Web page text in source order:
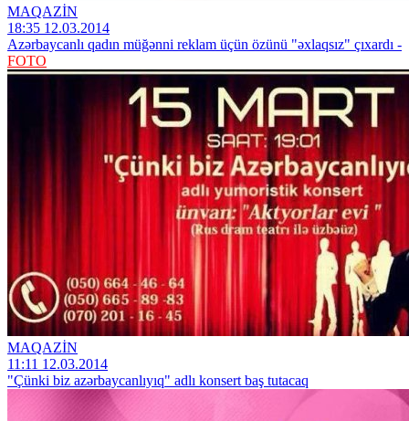
MAQAZİN
18:35 12.03.2014
Azərbaycanlı qadın müğənni reklam üçün özünü "əxlaqsız" çıxardı -
FOTO
MAQAZİN
11:11 12.03.2014
"Çünki biz azərbaycanlıyıq" adlı konsert baş tutacaq